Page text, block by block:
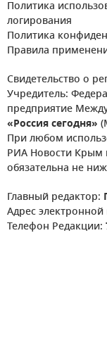
Политика
логирования
Политика
Правила
Свидетельство о
Учредитель:
предприятие
«Россия сегодня»
При любом
РИА Новости Крым
обязательна не
Главный редактор:
Адрес
Телефон Редакции: